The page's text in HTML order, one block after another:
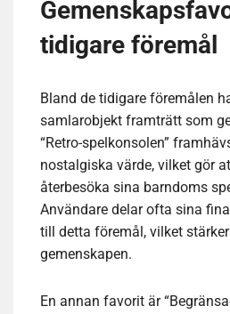
tidigare föremål
Bland de tidigare föremålen
samlarobjekt framträtt som
“Retro-spelkonsolen”
nostalgiska värde, vilket gör
återbesöka sina barndoms
Användare delar ofta sina
till detta föremål, vilket
gemenskapen.
En annan favorit är